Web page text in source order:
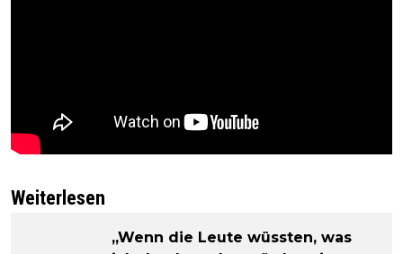
Weiterlesen
„Wenn die Leute wüssten, was